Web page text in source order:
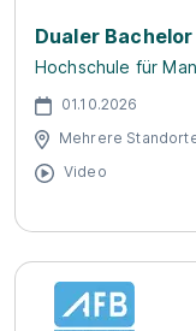
Dualer
Hochschule für
01.10.2026
Mehrere
Video